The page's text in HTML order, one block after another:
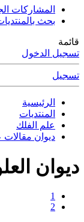
المشاركات
بحث
قائمة
تسجيل الدخول
تسجيل
الرئيسية
المنتديات
علم الفلك
ديوان
ديوان
1
2